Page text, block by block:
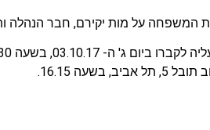
המשפחה על מות יקירם, חבר הנהלה
בית עלמין קיבוץ גבעת השלושה.
בשעה 16.15.